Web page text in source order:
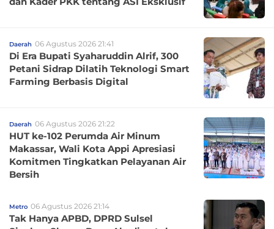
Daerah 06 Agustus 2026 21:41
Di Era Bupati Syaharuddin Alrif, 300
Petani Sidrap Dilatih Teknologi Smart
Farming Berbasis Digital
Daerah 06 Agustus 2026 21:22
HUT ke-102 Perumda Air Minum
Makassar, Wali Kota Appi Apresiasi
Komitmen Tingkatkan Pelayanan Air
Bersih
Metro 06 Agustus 2026 21:14
Tak Hanya APBD, DPRD Sulsel